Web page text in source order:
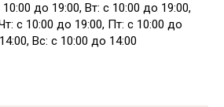
до 19:00, Вт: с 10:00 до 19:00,
с 10:00 до 19:00, Пт: с 10:00 до
Вс: с 10:00 до 14:00